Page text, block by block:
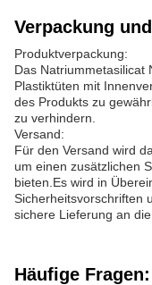
Verpackung
Produktverpackung:
Das Natriummetasilicat
Plastiktüten mit
des Produkts zu
zu verhindern.
Versand:
Für den Versand wird
um einen zusätzlichen
bieten.Es wird in
Sicherheitsvorschriften
sichere Lieferung an
Häufige Fragen: